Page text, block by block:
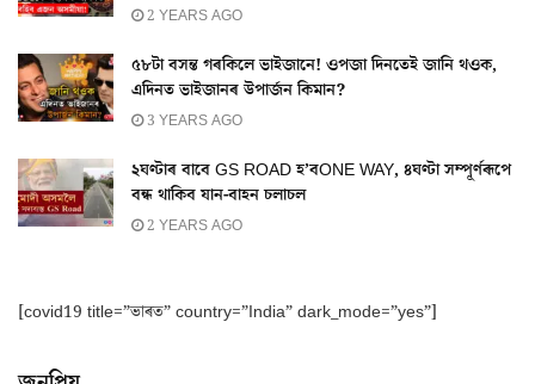
2 YEARS AGO
৫৮টা বসন্ত গৰকিলে ভাইজানে! ওপজা দিনতেই জানি থওক,
এদিনত ভাইজানৰ উপাৰ্জন কিমান?
3 YEARS AGO
২ঘণ্টাৰ বাবে GS ROAD হ’বONE WAY, ৪ঘণ্টা সম্পূৰ্ণৰূপে
বন্ধ থাকিব যান-বাহন চলাচল
2 YEARS AGO
[covid19 title=”ভাৰত” country=”India” dark_mode=”yes”]